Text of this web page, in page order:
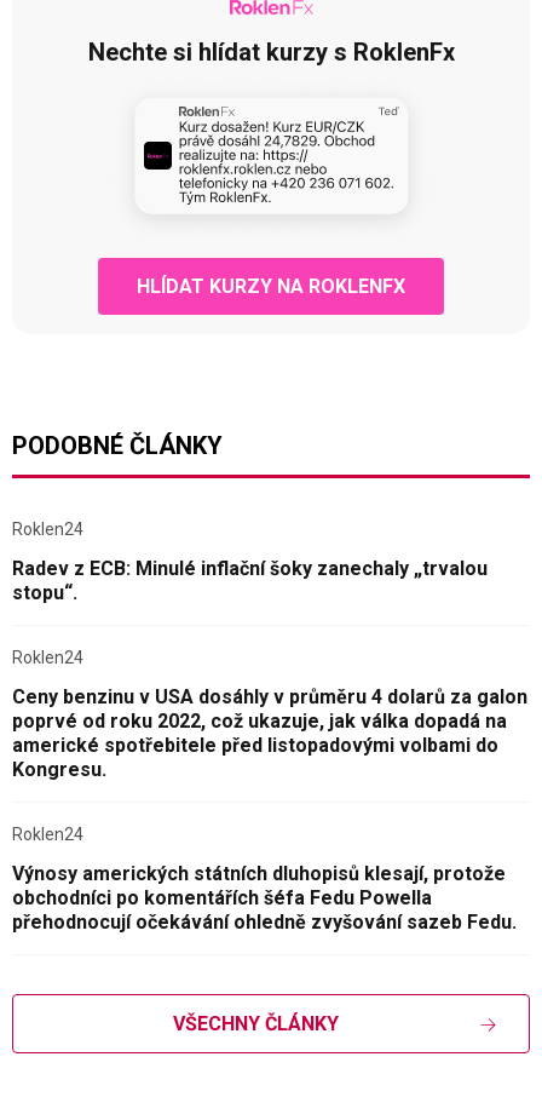
Nechte si hlídat kurzy s RoklenFx
HLÍDAT KURZY NA ROKLENFX
PODOBNÉ ČLÁNKY
Roklen24
Radev z ECB: Minulé inflační šoky zanechaly „trvalou
stopu“.
Roklen24
Ceny benzinu v USA dosáhly v průměru 4 dolarů za galon
poprvé od roku 2022, což ukazuje, jak válka dopadá na
americké spotřebitele před listopadovými volbami do
Kongresu.
Roklen24
Výnosy amerických státních dluhopisů klesají, protože
obchodníci po komentářích šéfa Fedu Powella
přehodnocují očekávání ohledně zvyšování sazeb Fedu.
VŠECHNY ČLÁNKY